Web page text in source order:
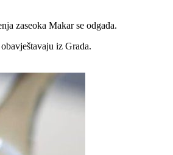
zaseoka Makar se odgađa.
iz Grada.